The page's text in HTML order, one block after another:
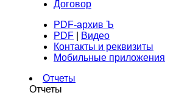
Договор
PDF-архив Ъ
PDF
Видео
Контакты и реквизиты
Мобильные приложения
Отчеты
Отчеты